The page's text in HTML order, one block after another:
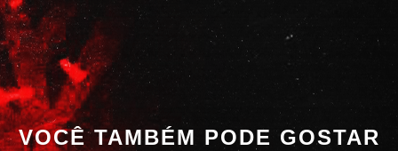
VOCÊ TAMBÉM PODE GOSTAR